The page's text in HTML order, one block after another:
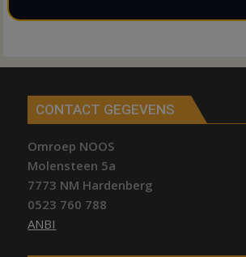
CONTACT GEGEVENS
Omroep NOOS
Molensteen 5a
7773 NM Hardenberg
0523 760 788
ANBI